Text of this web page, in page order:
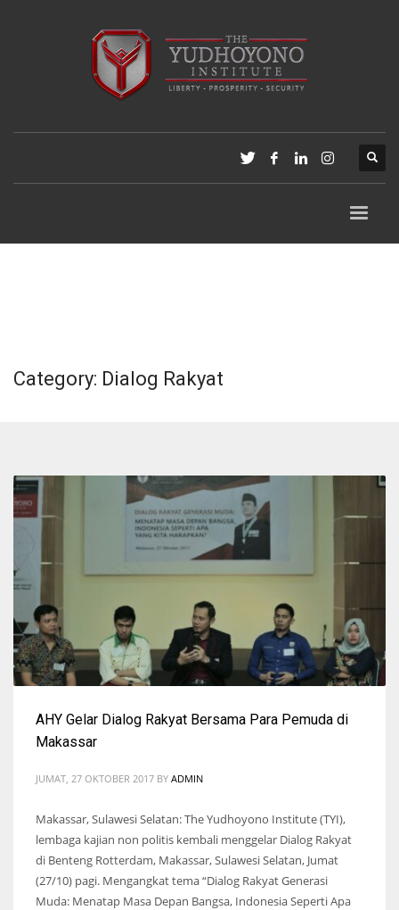
Category: Dialog Rakyat
AHY Gelar Dialog Rakyat Bersama Para Pemuda di
Makassar
JUMAT, 27 OKTOBER 2017 BY ADMIN
Makassar, Sulawesi Selatan: The Yudhoyono Institute (TYI),
lembaga kajian non politis kembali menggelar Dialog Rakyat
di Benteng Rotterdam, Makassar, Sulawesi Selatan, Jumat
(27/10) pagi. Mengangkat tema “Dialog Rakyat Generasi
Muda: Menatap Masa Depan Bangsa, Indonesia Seperti Apa